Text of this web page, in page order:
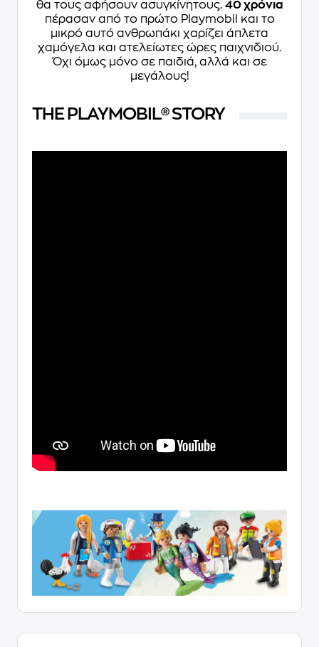
θα τους αφήσουν ασυγκίνητους. 40 χρόνια
πέρασαν από το πρώτο Playmobil και το
μικρό αυτό ανθρωπάκι χαρίζει άπλετα
χαμόγελα και ατελείωτες ώρες παιχνιδιού.
Όχι όμως μόνο σε παιδιά, αλλά και σε
μεγάλους!
THE PLAYMOBIL® STORY